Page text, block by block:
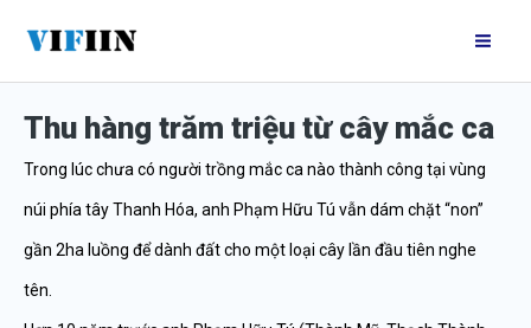
nội
dungThu hàng trăm triệu từ cây mắc ca
Trong lúc chưa có người trồng mắc ca nào thành công tại vùng
núi phía tây Thanh Hóa, anh Phạm Hữu Tú vẫn dám chặt “non”
gần 2ha luồng để dành đất cho một loại cây lần đầu tiên nghe
tên.